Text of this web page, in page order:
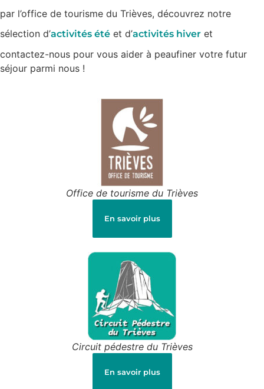
par l’office de tourisme du Trièves, découvrez notre
sélection d’activités été et d’activités hiver et
contactez-nous pour vous aider à peaufiner votre futur
séjour parmi nous !
Office de tourisme du Trièves
En savoir plus
Circuit pédestre du Trièves
En savoir plus